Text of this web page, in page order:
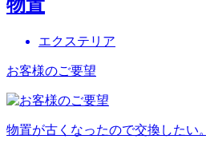
物置
エクステリア
お客様のご要望
物置が古くなったので交換したい。